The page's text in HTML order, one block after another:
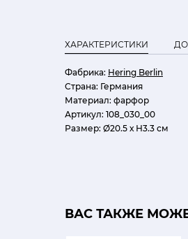
ХАРАКТЕРИСТИКИ
Фабрика: Hering Berlin
Страна: Германия
Материал: фарфор
Артикул: 108_030_00
Размер: Ø20.5 х Н3.3 см
ВАС ТАКЖЕ